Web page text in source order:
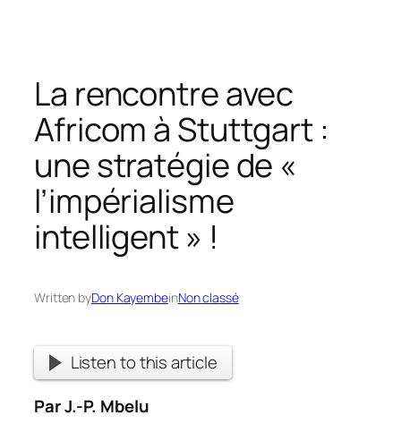
La rencontre avec
Africom à Stuttgart :
une stratégie de «
l’impérialisme
intelligent » !
Written byDon KayembeinNon classé
Listen to this article
Par J.-P. Mbelu